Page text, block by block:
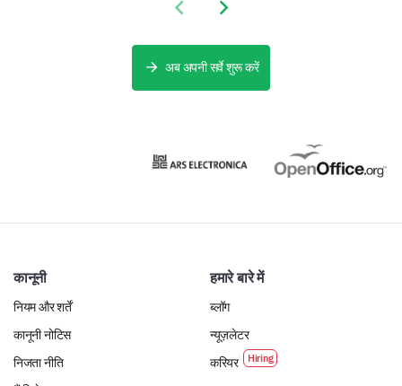
We’re almost done! Just a few final questions about
What other services or features would you like
to see us offer in the future?
Previous slide
Next slide
अब अपनी सर्वे शुरू करें
कानूनी
नियम और शर्तें
कानूनी नोटिस
निजता नीति
हमारे बारे में
ब्लॉग
न्यूज़लेटर
करियर